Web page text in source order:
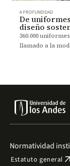
A PROFUNDIDAD
De
diseño
360.000
llamado a la
Normatividad
Estatuto general arrow_outward